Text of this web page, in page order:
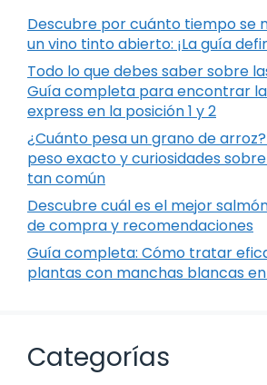
Descubre por cuánto tiempo se
un vino tinto abierto: ¡La guía
Todo lo que debes saber sobre
Guía completa para encontrar
express en la posición 1 y 2
¿Cuánto pesa un grano de
peso exacto y curiosidades
tan común
Descubre cuál es el mejor
de compra y recomendaciones
Guía completa: Cómo tratar
plantas con manchas blancas
Categorías